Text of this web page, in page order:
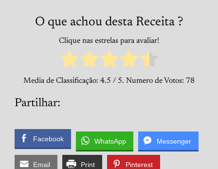
O que achou desta Receita ?
Clique nas estrelas para avaliar!
Media de Classificação: 4.5 / 5. Numero de Votos: 78
Partilhar:
Facebook WhatsApp Messenger
Email Print Pinterest